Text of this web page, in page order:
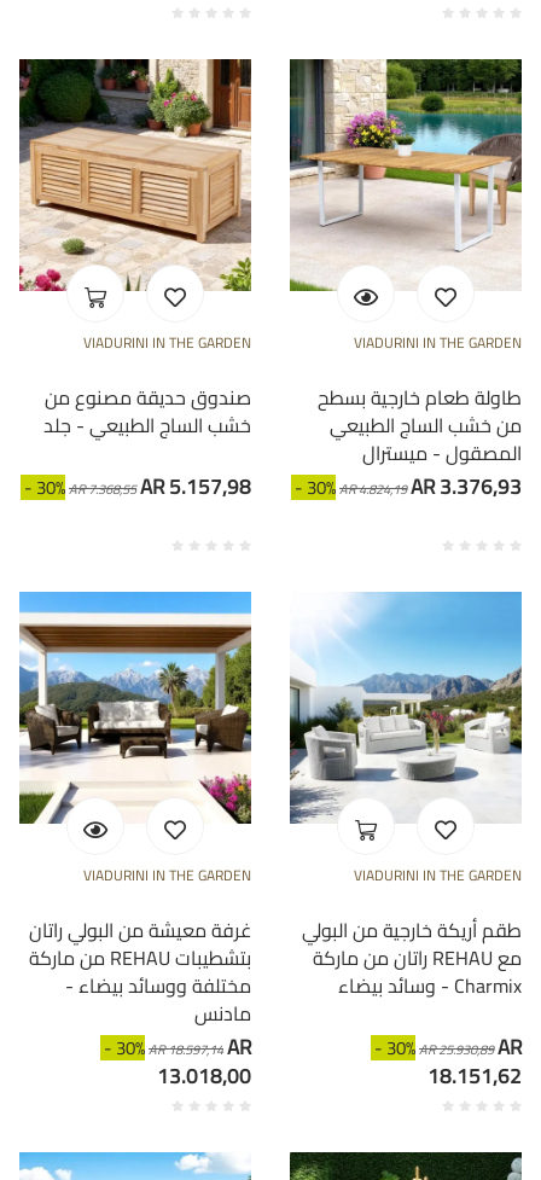
VIADURINI IN THE GARDEN
صندوق حديقة مصنوع من
خشب الساج الطبيعي - جلد
- 30%AR 7.368,55AR 5.157,98
VIADURINI IN THE GARDEN
طاولة طعام خارجية بسطح
من خشب الساج الطبيعي
المصقول - ميسترال
- 30%AR 4.824,19AR 3.376,93
VIADURINI IN THE GARDEN
غرفة معيشة من البولي راتان
من ماركة REHAU بتشطيبات
مختلفة ووسائد بيضاء -
مادنس
- 30%AR 18.597,14AR
13.018,00
VIADURINI IN THE GARDEN
طقم أريكة خارجية من البولي
راتان من ماركة REHAU مع
وسائد بيضاء - Charmix
- 30%AR 25.930,89AR
18.151,62